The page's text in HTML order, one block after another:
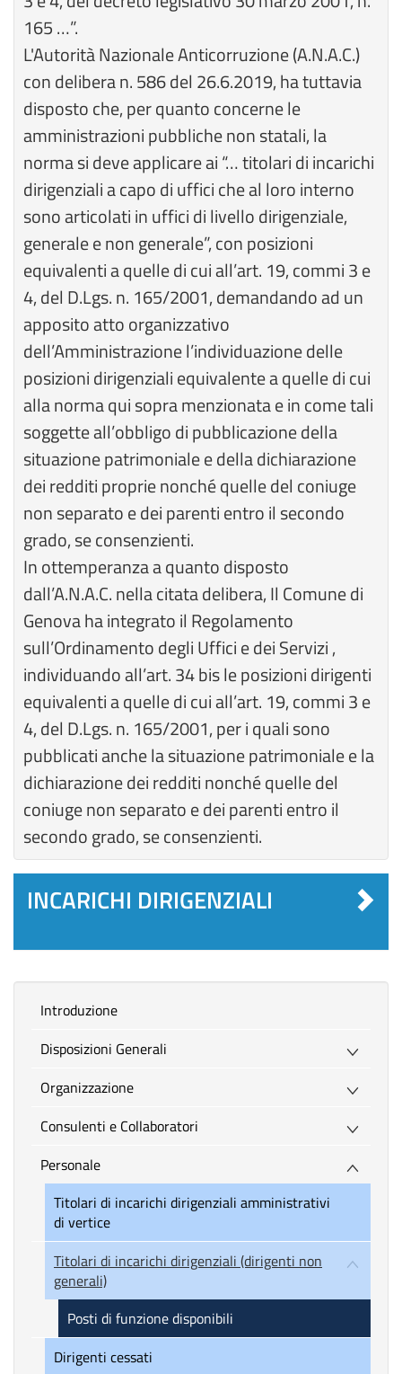
165 …”.
L'Autorità Nazionale Anticorruzione (A.N.A.C.)
con delibera n. 586 del 26.6.2019, ha tuttavia
disposto che, per quanto concerne le
amministrazioni pubbliche non statali, la
norma si deve applicare ai “… titolari di incarichi
dirigenziali a capo di uffici che al loro interno
sono articolati in uffici di livello dirigenziale,
generale e non generale”, con posizioni
equivalenti a quelle di cui all’art. 19, commi 3 e
4, del D.Lgs. n. 165/2001, demandando ad un
apposito atto organizzativo
dell’Amministrazione l’individuazione delle
posizioni dirigenziali equivalente a quelle di cui
alla norma qui sopra menzionata e in come tali
soggette all’obbligo di pubblicazione della
situazione patrimoniale e della dichiarazione
dei redditi proprie nonché quelle del coniuge
non separato e dei parenti entro il secondo
grado, se consenzienti.
In ottemperanza a quanto disposto
dall’A.N.A.C. nella citata delibera, Il Comune di
Genova ha integrato il Regolamento
sull’Ordinamento degli Uffici e dei Servizi ,
individuando all’art. 34 bis le posizioni dirigenti
equivalenti a quelle di cui all’art. 19, commi 3 e
4, del D.Lgs. n. 165/2001, per i quali sono
pubblicati anche la situazione patrimoniale e la
dichiarazione dei redditi nonché quelle del
coniuge non separato e dei parenti entro il
secondo grado, se consenzienti.
INCARICHI DIRIGENZIALI
introduzione
Disposizioni Generali
Organizzazione
Consulenti e Collaboratori
Personale
Titolari di incarichi dirigenziali amministrativi
di vertice
Titolari di incarichi dirigenziali (dirigenti non
generali)
Posti di funzione disponibili
Dirigenti cessati